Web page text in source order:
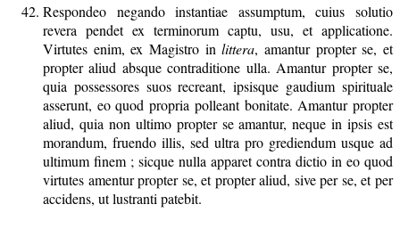
Respondeo negando instantiae assumptum, cuius solutio
revera pendet ex terminorum captu, usu, et applicatione.
Virtutes enim, ex Magistro inlittera, amantur propter se, et
propter aliud absque contraditione ulla. Amantur propter se,
quia possessores suos recreant, ipsisque gaudium spirituale
asserunt, eo quod propria polleant bonitate. Amantur propter
aliud, quia non ultimo propter se amantur, neque in ipsis est
morandum, fruendo illis, sed ultra pro grediendum usque ad
ultimum finem ; sicque nulla apparet contra dictio in eo quod
virtutes amentur propter se, et propter aliud, sive per se, et per
accidens, ut lustranti patebit.